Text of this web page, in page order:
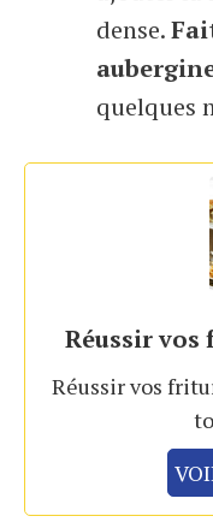
dense.
quelques
Réussir
Réussir vos